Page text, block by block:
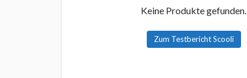
Keine Produkte gefunden.
Zum Testbericht Scooli